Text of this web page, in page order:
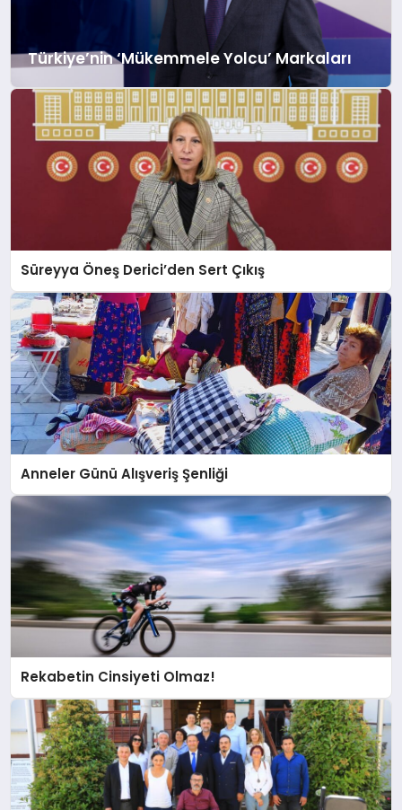
Türkiye’nin ‘Mükemmele Yolcu’ Markaları
Süreyya Öneş Derici’den Sert Çıkış
Anneler Günü Alışveriş Şenliği
Rekabetin Cinsiyeti Olmaz!